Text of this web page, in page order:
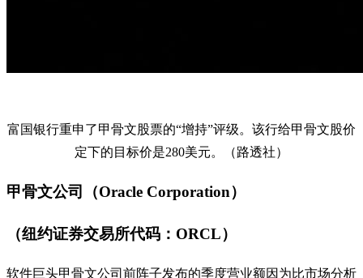
富国银行重申了甲骨文股票的“增持”评级。该行给甲骨文股价
定下的目标价是280美元。（路透社）
甲骨文公司（Oracle Corporation）
（纽约证券交易所代码：ORCL）
软件巨头甲骨文公司前阵子发布的季度营业额因为比市场分析